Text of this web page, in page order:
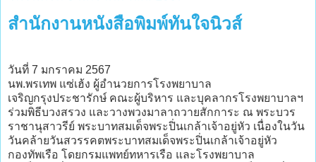
สำนักงานหนังสือพิมพ์ทันใจนิวส์
วันที่ 7 มกราคม 2567
นพ.พรเทพ แซ่เฮ้ง ผู้อำนวยการโรงพยาบาล
เจริญกรุงประชารักษ์ คณะผู้บริหาร และบุคลากรโรงพยาบาลฯ
ร่วมพิธีบวงสรวง และวางพวงมาลาถวายสักการะ ณ พระบวร
ราชานุสาวรีย์ พระบาทสมเด็จพระปิ่นเกล้าเจ้าอยู่หัว เนื่องในวัน
วันคล้ายวันสวรรคตพระบาทสมเด็จพระปิ่นเกล้าเจ้าอยู่หัว
กองทัพเรือ โดยกรมแพทย์ทหารเรือ และโรงพยาบาล